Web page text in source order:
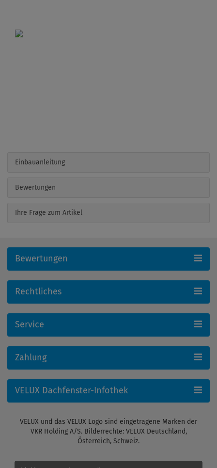
Einbauanleitung
Bewertungen
Ihre Frage zum Artikel
Bewertungen
Rechtliches
Service
Zahlung
VELUX Dachfenster-Infothek
VELUX und das VELUX Logo sind eingetragene Marken der
VKR Holding A/S. Bilderrechte: VELUX Deutschland,
Österreich, Schweiz.